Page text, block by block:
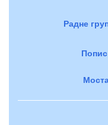
Радне